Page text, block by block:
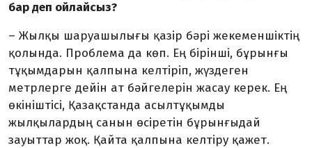
бар деп ойлайсыз?
– Жылқы шаруашылығы қазір бәрі жекеменшіктің
қолында. Проблема да көп. Ең бірінші, бұрынғы
тұқымдарын қалпына келтіріп, жүздеген
метрлерге дейін ат бәйгелерін жасау керек. Ең
өкініштісі, Қазақстанда асыл­тұқымды
жылқылардың санын өсіретін бұрынғыдай
зауыттар жоқ. Қайта қалпына келтіру қажет.